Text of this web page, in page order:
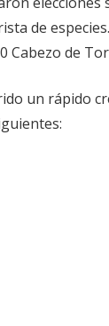
de
Cabezo de
un rápido